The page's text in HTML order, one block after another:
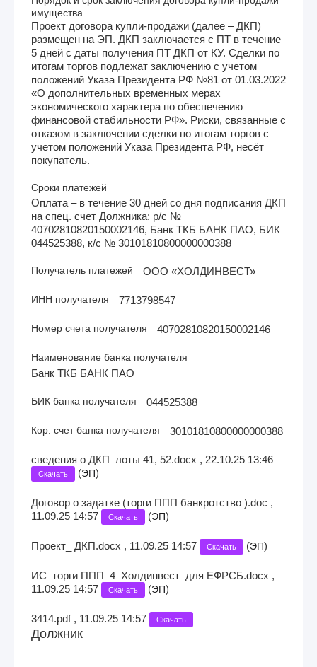
имущества
Проект договора купли-продажи (далее – ДКП)
размещен на ЭП. ДКП заключается с ПТ в течение
5 дней с даты получения ПТ ДКП от КУ. Сделки по
итогам торгов подлежат заключению с учетом
положений Указа Президента РФ №81 от 01.03.2022
«О дополнительных временных мерах
экономического характера по обеспечению
финансовой стабильности РФ». Риски, связанные с
отказом в заключении сделки по итогам торгов с
учетом положений Указа Президента РФ, несёт
покупатель.
Сроки платежей
Оплата – в течение 30 дней со дня подписания ДКП
на спец. счет Должника: р/с №
40702810820150002146, Банк ТКБ БАНК ПАО, БИК
044525388, к/с № 30101810800000000388
Получатель платежей ООО «ХОЛДИНВЕСТ»
ИНН получателя 7713798547
Номер счета получателя 40702810820150002146
Наименование банка получателя
Банк ТКБ БАНК ПАО
БИК банка получателя 044525388
Кор. счет банка получателя 30101810800000000388
сведения о ДКП_лоты 41, 52.docx , 22.10.25 13:46
Скачать (ЭП)
Договор о задатке (торги ППП банкротство ).doc ,
11.09.25 14:57
Скачать (ЭП)
Проект_ ДКП.docx , 11.09.25 14:57 Скачать (ЭП)
ИС_торги ППП_4_Холдинвест_для ЕФРСБ.docx ,
11.09.25 14:57
Скачать (ЭП)
3414.pdf , 11.09.25 14:57 Скачать
Должник